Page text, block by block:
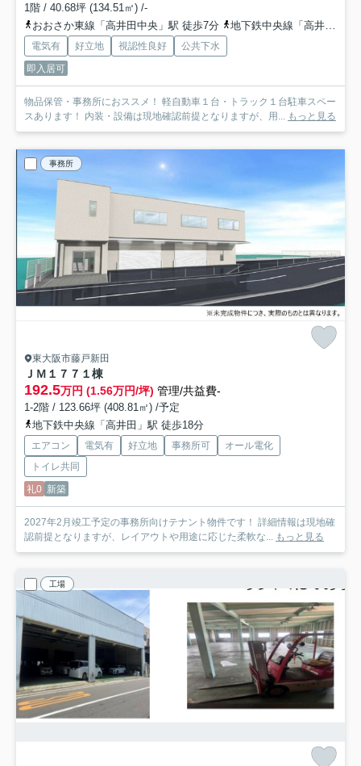
1階 / 40.68坪 (134.51㎡) /-
おおさか東線「高井田中央」駅 徒歩7分
地下鉄中央線「高井田」駅 徒歩8分
電気有 好立地 視認性良好
公共下水
即入居可
物品保管・事務所におススメ！ 軽自動車１台・トラック１台駐車スペー
スあります！ 内装・設備は現地確認前提となりますが、用... もっと見る
事務所
東大阪市藤戸新田
ＪＭ１７７ １棟
192.5万円 (1.56万円/坪) 管理/共益費-
1-2階 / 123.66坪 (408.81㎡) /予定
地下鉄中央線「高井田」駅 徒歩18分
エアコン 電気有 好立地 事務所可
オール電化
トイレ共同
礼0 新築
2027年2月竣工予定の事務所向けテナント物件です！ 詳細情報は現地確
認前提となりますが、レイアウトや用途に応じた柔軟な... もっと見る
工場